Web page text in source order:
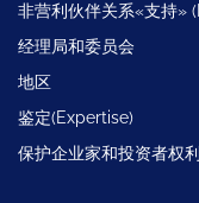
非营利伙伴关系«支持»
经理局和委员会
地区
鉴定(Expertise)
保护企业家和投资者权